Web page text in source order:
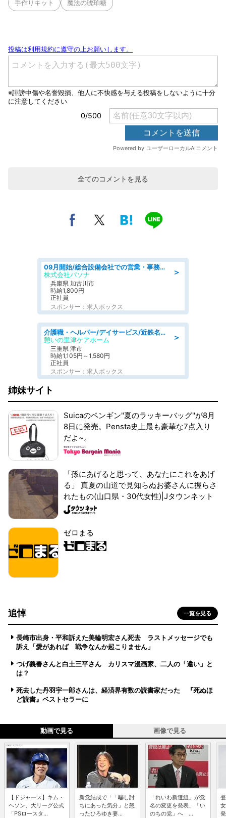
手作りキット 魔法の琥珀糖
全てのコメントを見る
＞
09月開始/総合設備会社での営業・事務のお仕事/車通勤可/賞与あり/営業/営業事務
株式会社パソナ
兵庫県 加古川市
時給1,800円
正社員
スポンサー：求人ボックス
＞
介護職・ヘルパー/デイサービス/近鉄名古屋線 高田本山/津市/三重県
憩いの里津ケアホーム
三重県 津市
時給1,105円～1,580円
正社員
スポンサー：求人ボックス
姉妹サイト
Suicaのペンギン"夏のラッキーバッグ"が8月
8日に発売。Pensta史上最も豪華な7点入り
だよ~。
「孫にあげると思って、あなたにこれをあげ
る」 真夏の山道で見知らぬお婆さんに握らさ
れたもの(山口県・30代女性)|Jタウンネット
ゼロまる
追悼 一覧を見る
長崎市出身・平和訴えた美輪明宏さん死去 ラストメッセージでも
訴え「愛があれば 戦争なんか起こりません」
つげ義春さんと白土三平さん カリスマ漫画家、二人の「違い」と
は？
死去した丹羽宇一郎さんは、経済界有数の読書家だった 『死ぬほ
ど読書』ベストセラーに
動画で見る 画像で見る
【ドジャース】キム・
ヘソン、大リーグ公式
「PSロースタ...
新党結成で「「騙し討
ちにあった気分」と怒
ったひろゆき妻...
「れいわ新選組」が党
名の変更を発表、「い
のちの党」へ ...